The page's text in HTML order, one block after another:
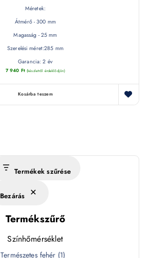
Méretek:
Átmérő - 300 mm
Magasság - 25 mm
Szerelési méret:285 mm
Garancia: 2 év
7 940 Ft (készletről érdeklődjön)
Kosárba teszem
Termékek szűrése
Bezárás
Termékszűrő
Színhőmérséklet
Természetes fehér (1)